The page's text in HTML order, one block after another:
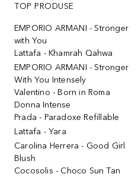
TOP PRODUSE
EMPORIO ARMANI - Stronger
with You
Lattafa - Khamrah Qahwa
EMPORIO ARMANI - Stronger
With You Intensely
Valentino - Born in Roma
Donna Intense
Prada - Paradoxe Refillable
Lattafa - Yara
Carolina Herrera - Good Girl
Blush
Cocosolis - Choco Sun Tan